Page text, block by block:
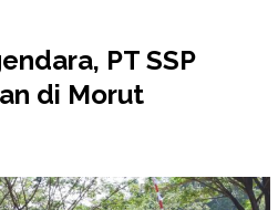
PT SSP
di Morut